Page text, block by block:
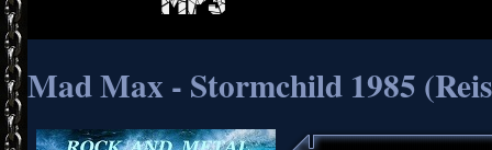
Mad Max - Stormchild 1985